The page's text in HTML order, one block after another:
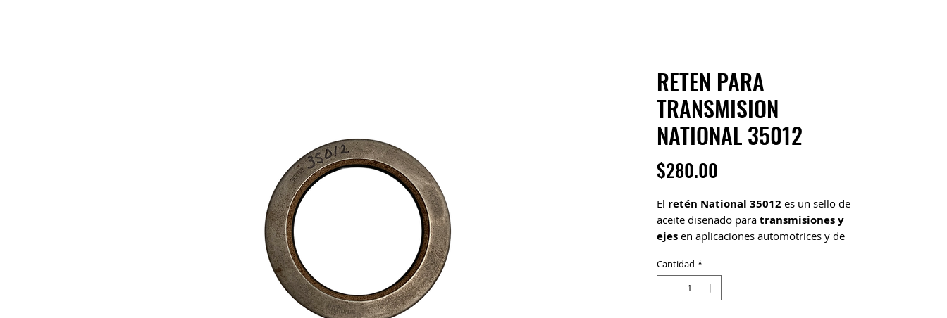
RETEN PARA
TRANSMISION
NATIONAL 35012
$280.00
El retén National 35012 es un sello de
aceite diseñado para transmisiones y
ejes en aplicaciones automotrices y de
Detalles generales:
Marca:National (Timken / Federal-
Cantidad *